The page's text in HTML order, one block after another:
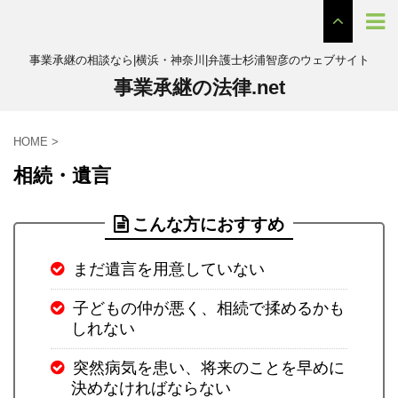
事業承継の相談なら|横浜・神奈川|弁護士杉浦智彦のウェブサイト
事業承継の法律.net
HOME >
相続・遺言
こんな方におすすめ
まだ遺言を用意していない
子どもの仲が悪く、相続で揉めるかも
しれない
突然病気を患い、将来のことを早めに
決めなければならない